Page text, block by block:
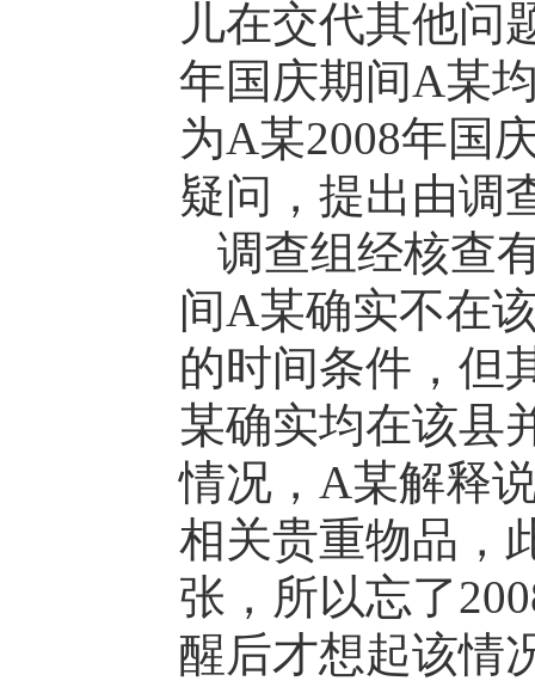
儿在交代其他问
年国庆期间A某
为A某2008年国
疑问，提出由调
调查组经核查
间A某确实不在
的时间条件，但
某确实均在该县
情况，A某解释
相关贵重物品，
张，所以忘了
醒后才想起该情